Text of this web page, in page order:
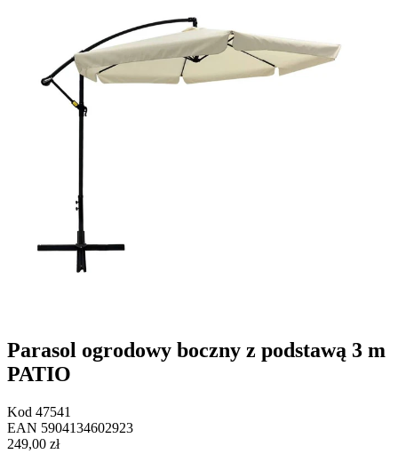
Parasol ogrodowy boczny z podstawą 3 m
PATIO
Kod 47541
EAN 5904134602923
249,00 zł